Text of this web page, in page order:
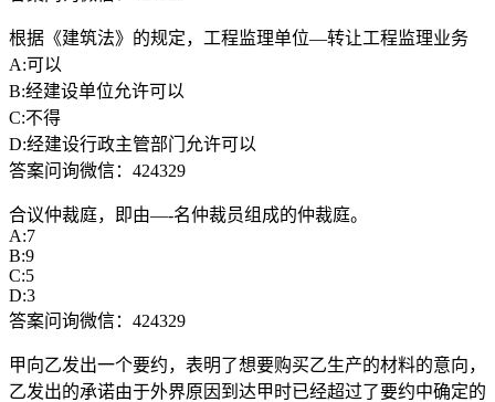
根据《建筑法》的规定，工程监理单位—转让工程监理业务
A:可以
B:经建设单位允许可以
C:不得
D:经建设行政主管部门允许可以
答案问询微信：424329
合议仲裁庭，即由—-名仲裁员组成的仲裁庭。
A:7
B:9
C:5
D:3
答案问询微信：424329
甲向乙发出一个要约，表明了想要购买乙生产的材料的意向，
乙发出的承诺由于外界原因到达甲时已经超过了要约中确定的